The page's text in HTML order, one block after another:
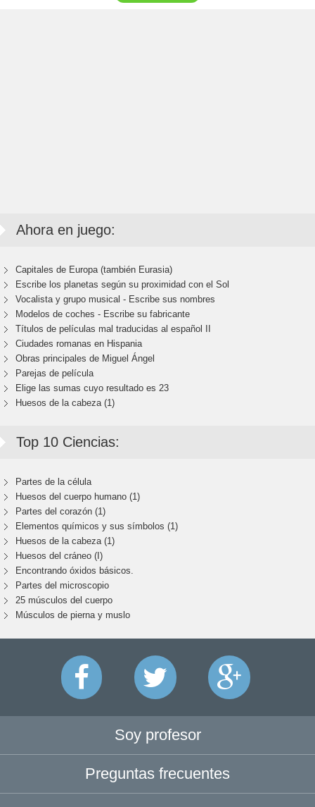
Ahora en juego:
Capitales de Europa (también Eurasia)
Escribe los planetas según su proximidad con el Sol
Vocalista y grupo musical - Escribe sus nombres
Modelos de coches - Escribe su fabricante
Títulos de películas mal traducidas al español II
Ciudades romanas en Hispania
Obras principales de Miguel Ángel
Parejas de película
Elige las sumas cuyo resultado es 23
Huesos de la cabeza (1)
Top 10 Ciencias:
Partes de la célula
Huesos del cuerpo humano (1)
Partes del corazón (1)
Elementos químicos y sus símbolos (1)
Huesos de la cabeza (1)
Huesos del cráneo (I)
Encontrando óxidos básicos.
Partes del microscopio
25 músculos del cuerpo
Músculos de pierna y muslo
Soy profesor
Preguntas frecuentes